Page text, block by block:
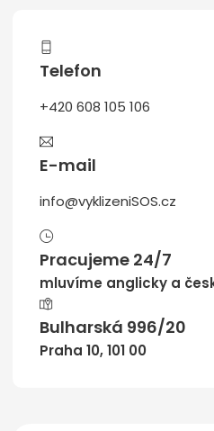
Telefon
+420 608 105 106
E-mail
info@vyklizeniSOS.cz
Pracujeme 24/7
mluvíme anglicky a
Bulharská 996/20
Praha 10, 101 00